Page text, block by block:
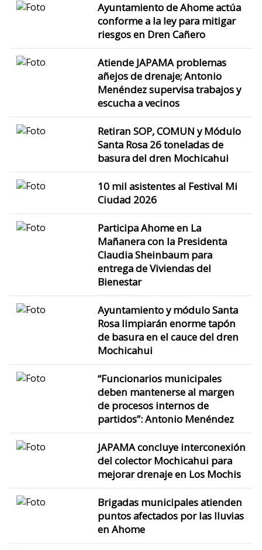
Ayuntamiento de Ahome actúa
conforme a la ley para mitigar
riesgos en Dren Cañero
Atiende JAPAMA problemas
añejos de drenaje; Antonio
Menéndez supervisa trabajos y
escucha a vecinos
Retiran SOP, COMUN y Módulo
Santa Rosa 26 toneladas de
basura del dren Mochicahui
10 mil asistentes al Festival Mi
Ciudad 2026
Participa Ahome en La
Mañanera con la Presidenta
Claudia Sheinbaum para
entrega de Viviendas del
Bienestar
Ayuntamiento y módulo Santa
Rosa limpiarán enorme tapón
de basura en el cauce del dren
Mochicahui
“Funcionarios municipales
deben mantenerse al margen
de procesos internos de
partidos”: Antonio Menéndez
JAPAMA concluye interconexión
del colector Mochicahui para
mejorar drenaje en Los Mochis
Brigadas municipales atienden
puntos afectados por las lluvias
en Ahome